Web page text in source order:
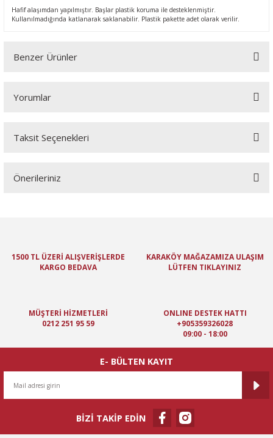
Hafif alaşımdan yapılmıştır. Başlar plastik koruma ile desteklenmiştir.
Kullanılmadığında katlanarak saklanabilir. Plastik pakette adet olarak verilir.
Benzer Ürünler
Yorumlar
Taksit Seçenekleri
Önerileriniz
Ürün resmi kalitesiz, bozuk veya görüntülenemiyor.
Ürün bilgilerinde hatalar bulunuyor.
Ürün fiyatı diğer sitelerden daha pahalı.
Gönder
1500 TL ÜZERİ ALIŞVERİŞLERDE
KARGO BEDAVA
KARAKÖY MAĞAZAMIZA ULAŞIM
LÜTFEN TIKLAYINIZ
MÜŞTERİ HİZMETLERİ
0212 251 95 59
ONLINE DESTEK HATTI
+905359326028
09:00 - 18:00
E- BÜLTEN KAYIT
BİZİ TAKİP EDİN